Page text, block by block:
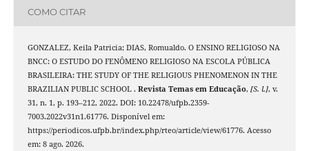
COMO CITAR
GONZALEZ, Keila Patricia; DIAS, Romualdo. O ENSINO RELIGIOSO NA
BNCC: O ESTUDO DO FENÔMENO RELIGIOSO NA ESCOLA PÚBLICA
BRASILEIRA: THE STUDY OF THE RELIGIOUS PHENOMENON IN THE
BRAZILIAN PUBLIC SCHOOL . Revista Temas em Educação, [S. l.], v.
31, n. 1, p. 193–212, 2022. DOI: 10.22478/ufpb.2359-
7003.2022v31n1.61776. Disponível em:
https://periodicos.ufpb.br/index.php/rteo/article/view/61776. Acesso
em: 8 ago. 2026.